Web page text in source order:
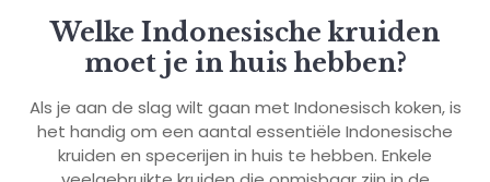
Welke Indonesische kruiden
moet je in huis hebben?
Als je aan de slag wilt gaan met Indonesisch koken, is
het handig om een aantal essentiële Indonesische
kruiden en specerijen in huis te hebben. Enkele